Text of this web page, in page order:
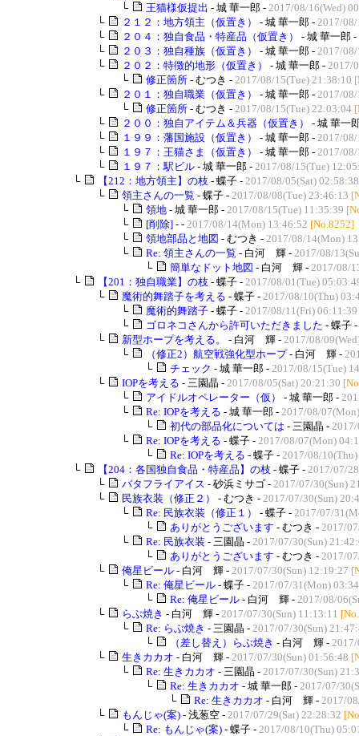
└
王猫様仮提出 - 城 華一郎 - 2017/08/16(Wed)
└
２１２：地方領主（仮置き） - 城 華一郎 - 2017/
└
２０４：独自食品・特産品（仮置き）
- 城 華一郎 -
└
２０３：独自種族（仮置き） - 城 華一郎 - 2017/
└
２０２：特徴的地形（仮置き） - 城 華一郎 - 2017/
└
修正箇所 - むつき - 2017/08/15(Tue) 21:38:10
└
２０１：独自職業（仮置き） - 城 華一郎 - 2017/
└
修正箇所 - むつき - 2017/08/15(Tue) 22:03:04
└
２００：独自アイテム＆兵器（仮置き）
- 城 華一
└
１９９：藩国施設（仮置き） - 城 華一郎 - 2017/
└
１９７：王猫さま（仮置き） - 城 華一郎 - 2017/
└
１９７：駅ビル - 城 華一郎 - 2017/08/15(Tue)
└
【212：地方領主】の枝 - 蝶子 - 2017/08/05(Sat) 02:58:38
└
領主さんの一覧 - 蝶子 - 2017/08/08(Tue) 23:46:13
└
領地 - 城 華一郎 - 2017/08/15(Tue) 11:35:39
└
[削除] - - 2017/08/14(Mon) 13:46:52 [No.8252]
└
領地部品と地図 - むつき - 2017/08/14(Mon)
└
Re: 領主さんの一覧 - 白河 輝 - 2017/08/
└
簡単なドット地図 - 白河 輝 - 2017/08/
└
【201：独自職業】の枝 - 蝶子 - 2017/08/01(Tue)
└
魔術的舞踏子を考える - 蝶子 - 2017/08/10(Thu)
└
魔術的舞踏子 - 蝶子 - 2017/08/11(Fri) 06:11:39
└
ゴロネコさんから許可いただきました - 蝶子 -
└
新型ホープを考える。 - 白河 輝 - 2017/08/
└
（修正2）航空戦強化型ホープ- 白河 輝 -
└
チェック - 城 華一郎 - 2017/08/15(Tue)
└
IOPを考える - 三園晶 - 2017/08/05(Sat) 20:21:30
└
アイドルオペレーター（仮） - 城 華一郎 -
└
Re: IOPを考える - 城 華一郎 - 2017/08/
└
初代の部品化については - 三園晶 -
└
Re: IOPを考える - 蝶子 - 2017/08/07(Mon)
└
Re: IOPを考える - 蝶子 - 2017/08/
└
【204：各国独自食品・特産品】の枝 - 蝶子 - 2017/07/
└
バタフライアイス - 砂浜ミサゴ - 2017/07/30(Sun)
└
民族衣装（修正２） - むつき - 2017/07/30(Sun)
└
Re: 民族衣装（修正１） - 蝶子 - 2017/07/
└
ありがとうございます - むつき - 2017/
└
Re: 民族衣装 - 三園晶 - 2017/07/30(Sun)
└
ありがとうございます - むつき - 2017/
└
俺星ビール - 白河 輝 - 2017/07/30(Sun) 12:19:27
└
Re: 俺星ビール - 蝶子 - 2017/07/31(Mon)
└
Re: 俺星ビール - 白河 輝 - 2017/08/
└
らぶ焼き - 白河 輝 - 2017/07/30(Sun) 11:13:11
└
Re: らぶ焼き - 三園晶 - 2017/07/30(Sun)
└
（差し替え）らぶ焼き - 白河 輝 -
└
生きカカオ - 白河 輝 - 2017/07/30(Sun) 01:56:48
└
Re: 生きカカオ - 三園晶 - 2017/07/30(Sun)
└
Re: 生きカカオ - 城 華一郎 - 2017/07/
└
Re: 生きカカオ - 白河 輝 - 2017/
└
もんじゃ(案) - 浅葱空 - 2017/07/29(Sat) 22:28:32
└
Re: もんじゃ(案) - 蝶子 - 2017/08/10(Thu)